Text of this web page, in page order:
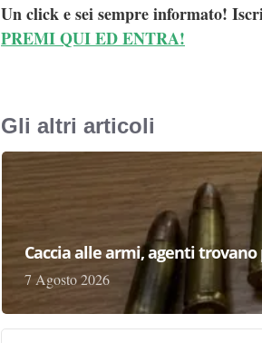
Un click e sei sempre informato!
PREMI QUI ED ENTRA!
Gli altri articoli
Caccia alle armi, agenti
7 Agosto 2026